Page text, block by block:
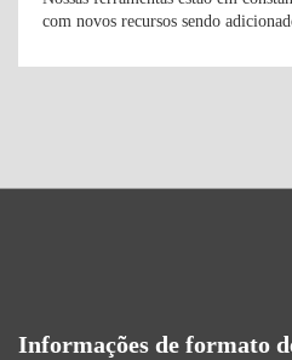
com novos recursos sendo
Informações de formato